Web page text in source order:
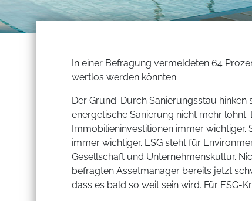
In einer Befragung vermeldeten 64
wertlos werden könnten.
Der Grund: Durch Sanierungsstau
energetische Sanierung nicht mehr
Immobilieninvestitionen immer wichtiger.
immer wichtiger. ESG steht für
Gesellschaft und Unternehmenskultur.
befragten Assetmanager bereits jetzt
dass es bald so weit sein wird. Für ESG-